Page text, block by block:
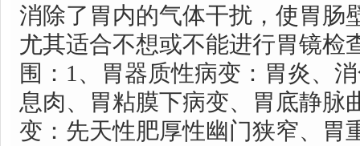
消除了胃内的气体干扰，使胃肠
尤其适合不想或不能进行胃镜检
围：1、胃器质性病变：胃炎、
息肉、胃粘膜下病变、胃底静脉
变：先天性肥厚性幽门狭窄、胃